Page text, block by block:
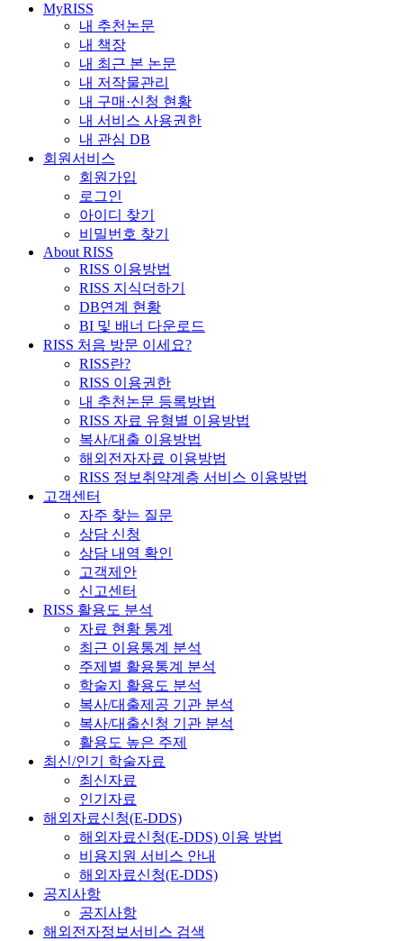
MyRISS
내 추천논문
내 책장
내 최근 본 논문
내 저작물관리
내 구매·신청 현황
내 서비스 사용권한
내 관심 DB
회원서비스
회원가입
로그인
아이디 찾기
비밀번호 찾기
About RISS
RISS 이용방법
RISS 지식더하기
DB연계 현황
BI 및 배너 다운로드
RISS 처음 방문 이세요?
RISS란?
RISS 이용권한
내 추천논문 등록방법
RISS 자료 유형별 이용방법
복사/대출 이용방법
해외전자자료 이용방법
RISS 정보취약계층 서비스 이용방법
고객센터
자주 찾는 질문
상담 신청
상담 내역 확인
고객제안
신고센터
RISS 활용도 분석
자료 현황 통계
최근 이용통계 분석
주제별 활용통계 분석
학술지 활용도 분석
복사/대출제공 기관 분석
복사/대출신청 기관 분석
활용도 높은 주제
최신/인기 학술자료
최신자료
인기자료
해외자료신청(E-DDS)
해외자료신청(E-DDS) 이용 방법
비용지원 서비스 안내
해외자료신청(E-DDS)
공지사항
공지사항
해외전자정보서비스 검색